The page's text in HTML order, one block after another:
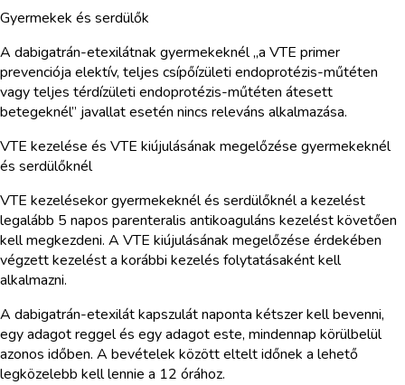
Gyermekek és serdülők
A dabigatrán-etexilátnak gyermekeknél „a VTE primer
prevenciója elektív, teljes csípőízületi endoprotézis-műtéten
vagy teljes térdízületi endoprotézis-műtéten átesett
betegeknél” javallat esetén nincs releváns alkalmazása.
VTE kezelése és VTE kiújulásának megelőzése gyermekeknél
és serdülőknél
VTE kezelésekor gyermekeknél és serdülőknél a kezelést
legalább 5 napos parenteralis antikoaguláns kezelést követően
kell megkezdeni. A VTE kiújulásának megelőzése érdekében
végzett kezelést a korábbi kezelés folytatásaként kell
alkalmazni.
A dabigatrán-etexilát kapszulát naponta kétszer kell bevenni,
egy adagot reggel és egy adagot este, mindennap körülbelül
azonos időben. A bevételek között eltelt időnek a lehető
legközelebb kell lennie a 12 órához.